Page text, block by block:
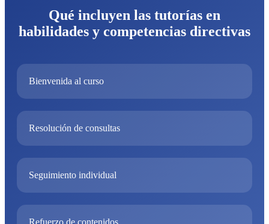
Qué incluyen las tutorías en
habilidades y competencias directivas
Bienvenida al curso
Resolución de consultas
Seguimiento individual